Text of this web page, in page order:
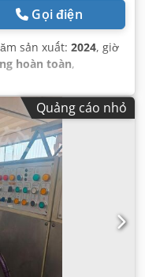
Gọi điện
sản xuất: 2024, giờ
hoàn toàn,
Quảng cáo nhỏ